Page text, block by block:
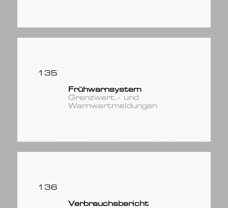
135
Frühwarnsystem
Grenzwert.- und
Warnwertmeldungen
136
Verbrauchsbericht